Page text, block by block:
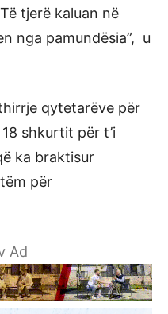
tjerë kaluan në
nga pamundësia”, u
qytetarëve për
shkurtit për t’i
ka braktisur
për
Ad